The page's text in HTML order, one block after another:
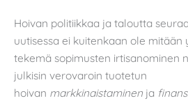
Hoivan politiikkaa ja taloutta
uutisessa ei kuitenkaan ole
tekemä sopimusten irtisanominen
julkisin verovaroin tuotetun
hoivan markkinaistaminen ja